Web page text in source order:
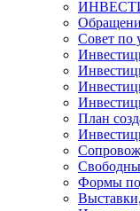
Совет по
План
Формы